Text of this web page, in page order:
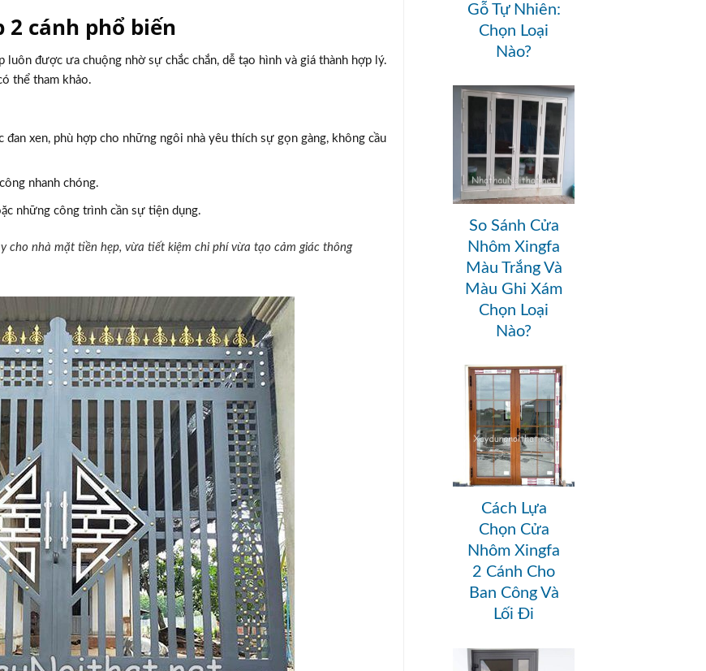
Gỗ Tự Nhiên:
Chọn Loại
Nào?
So Sánh Cửa
Nhôm Xingfa
Màu Trắng Và
Màu Ghi Xám
Chọn Loại
Nào?
Cách Lựa
Chọn Cửa
Nhôm Xingfa
2 Cánh Cho
Ban Công Và
Lối Đi
2 cánh phổ biến
luôn được ưa chuộng nhờ sự chắc chắn, dễ tạo hình và giá thành hợp lý.
thể tham khảo.
xen, phù hợp cho những ngôi nhà yêu thích sự gọn gàng, không cầu
nhanh chóng.
những công trình cần sự tiện dụng.
cho nhà mặt tiền hẹp, vừa tiết kiệm chi phí vừa tạo cảm giác thông